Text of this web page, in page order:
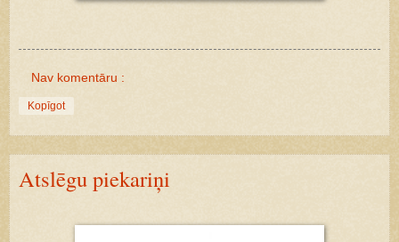
Nav komentāru :
Kopīgot
Atslēgu piekariņi